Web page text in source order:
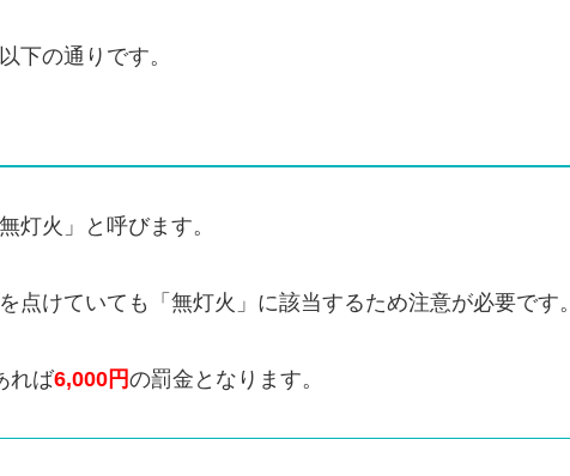
下の通りです。
灯火」と呼びます。
点けていても「無灯火」に該当するため注意が必要です。
れば6,000円の罰金となります。